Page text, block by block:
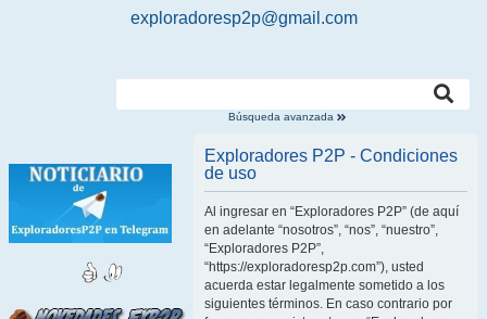
exploradoresp2p@gmail.com
Búsqueda avanzada
Exploradores P2P - Condiciones
de uso
Al ingresar en “Exploradores P2P” (de aquí
en adelante “nosotros”, “nos”, “nuestro”,
“Exploradores P2P”,
“https://exploradoresp2p.com”), usted
acuerda estar legalmente sometido a los
siguientes términos. En caso contrario por